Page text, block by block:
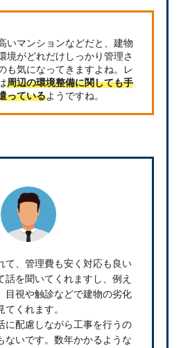
いマンションなどだと、建物
境がどれだけしっかり管理さ
も気になってきますよね。レ
周辺の環境整備に関しても手
っているようですね。
て、管理費も安く対応も良い
話を聞いてくれますし、例え
目視や触診などで建物の劣化
くれます。
に配慮しながら工事を行うの
ないです。数年かかるような